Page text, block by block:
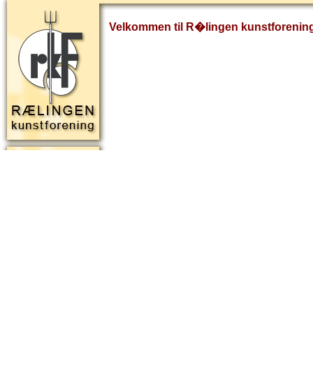
Velkommen til R�lingen